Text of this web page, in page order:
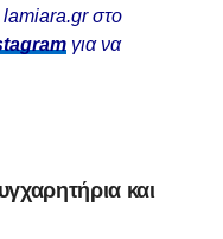
στο
για να
και